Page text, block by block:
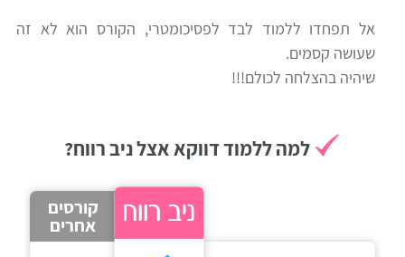
לימודים
אל תפחדו ללמוד לבד לפסיכומטרי, הקורס הוא לא זה
שעושה קסמים.
שיהיה בהצלחה לכולם!!!
למה ללמוד דווקא אצל ניב רווח?
קורסים
אחרים